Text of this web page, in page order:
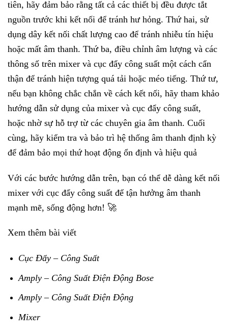
tiên, hãy đảm bảo rằng tất cả các thiết bị đều được tắt
nguồn trước khi kết nối để tránh hư hỏng. Thứ hai, sử
dụng dây kết nối chất lượng cao để tránh nhiễu tín hiệu
hoặc mất âm thanh. Thứ ba, điều chỉnh âm lượng và các
thông số trên mixer và cục đẩy công suất một cách cẩn
thận để tránh hiện tượng quá tải hoặc méo tiếng. Thứ tư,
nếu bạn không chắc chắn về cách kết nối, hãy tham khảo
hướng dẫn sử dụng của mixer và cục đẩy công suất,
hoặc nhờ sự hỗ trợ từ các chuyên gia âm thanh. Cuối
cùng, hãy kiểm tra và bảo trì hệ thống âm thanh định kỳ
để đảm bảo mọi thứ hoạt động ổn định và hiệu quả
Với các bước hướng dẫn trên, bạn có thể dễ dàng kết nối
mixer với cục đẩy công suất để tận hưởng âm thanh
mạnh mẽ, sống động hơn! 🚀
Xem thêm bài viết
Cục Đẩy – Công Suất
Amply – Công Suất Điện Động Bose
Amply – Công Suất Điện Động
Mixer